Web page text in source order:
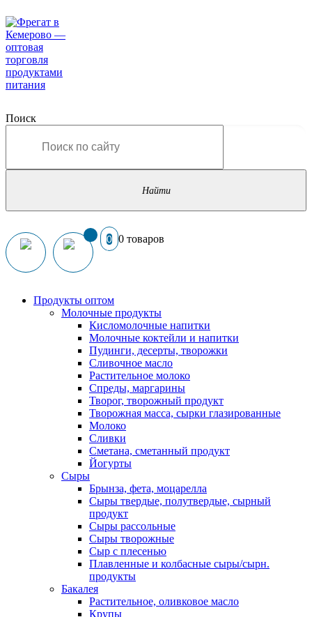
Поиск
0 0 товаров
Продукты оптом
Молочные продукты
Кисломолочные напитки
Молочные коктейли и напитки
Пудинги, десерты, творожки
Сливочное масло
Растительное молоко
Спреды, маргарины
Творог, творожный продукт
Творожная масса, сырки глазированные
Молоко
Сливки
Сметана, сметанный продукт
Йогурты
Сыры
Брынза, фета, моцарелла
Сыры твердые, полутвердые, сырный
продукт
Сыры рассольные
Сыры творожные
Сыр с плесенью
Плавленные и колбасные сыры/сырн.
продукты
Бакалея
Растительное, оливковое масло
Крупы